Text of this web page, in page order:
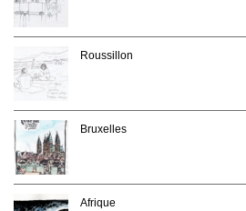
Roussillon
Bruxelles
Afrique